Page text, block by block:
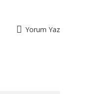
Yorum Yaz